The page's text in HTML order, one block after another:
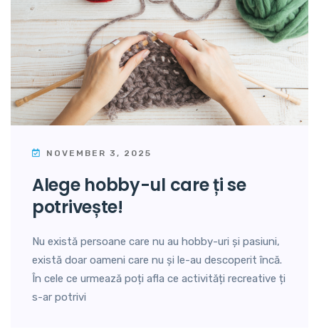
NOVEMBER 3, 2025
alege hobby-ul care ți se
potrivește!
Nu există persoane care nu au hobby-uri și pasiuni,
există doar oameni care nu și le-au descoperit încă.
În cele ce urmează poți afla ce activități recreative ți
s-ar potrivi